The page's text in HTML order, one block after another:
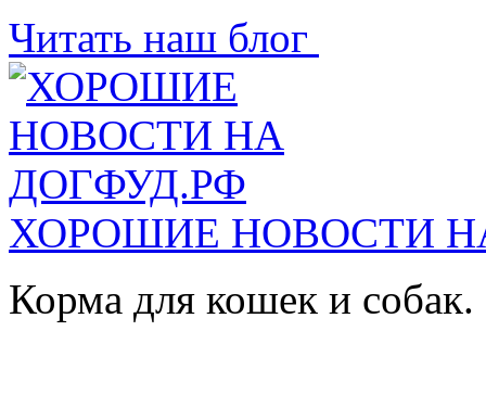
Читать наш блог
ХОРОШИЕ НОВОСТИ
Корма для кошек и